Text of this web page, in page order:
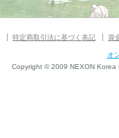
特定商取引法に基づく表記 資
オ
Copyright © 2009 NEXON Korea